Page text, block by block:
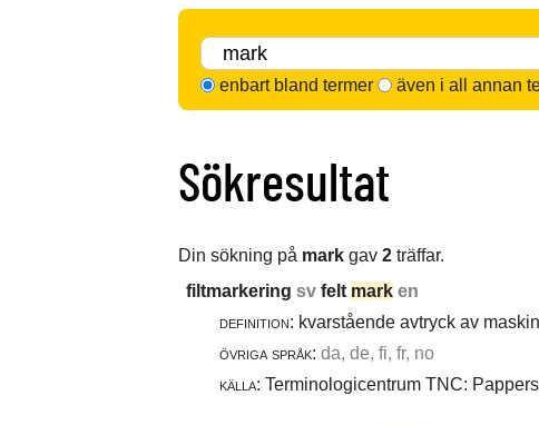
enbart bland termer
även i all annan
Sökresultat
Din sökning på mark gav 2 träffar.
filtmarkering sv felt mark en
definition: kvarstående avtryck av
övriga språk: da, de, fi, fr, no
källa: Terminologicentrum TNC: